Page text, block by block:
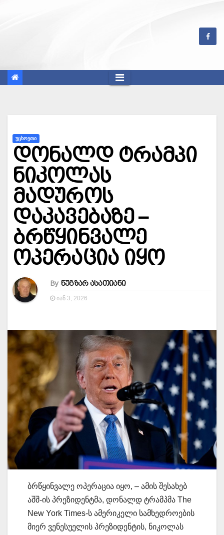
ᲣᲪᲮᲝᲔᲗᲘ
დონალდ ტრამპი
ნიკოლას
მადუროს
დაკავებაზე –
ბრწყინვალე
ოპერაცია იყო
By ნუგზარ ასათიანი
ᲘᲐᲜ 3, 2026
ბრწყინვალე ოპერაცია იყო, – ამის შესახებ
აშშ-ის პრეზიდენტმა, დონალდ ტრამპმა The
New York Times-ს ამერიკელი სამხედროების
მიერ ვენესუელის პრეზიდენტის, ნიკოლას